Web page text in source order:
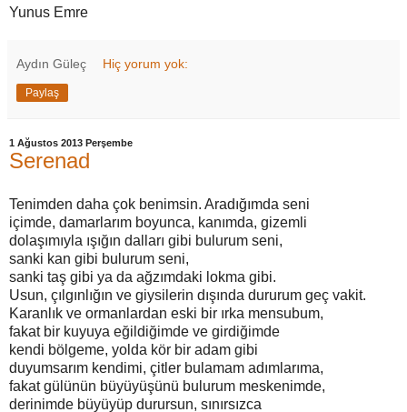
Yunus Emre
Aydın Güleç Hiç yorum yok:
Paylaş
1 Ağustos 2013 Perşembe
Serenad
Tenimden daha çok benimsin. Aradığımda seni
içimde, damarlarım boyunca, kanımda, gizemli
dolaşımıyla ışığın dalları gibi bulurum seni,
sanki kan gibi bulurum seni,
sanki taş gibi ya da ağzımdaki lokma gibi.
Usun, çılgınlığın ve giysilerin dışında dururum geç vakit.
Karanlık ve ormanlardan eski bir ırka mensubum,
fakat bir kuyuya eğildiğimde ve girdiğimde
kendi bölgeme, yolda kör bir adam gibi
duyumsarım kendimi, çitler bulamam adımlarıma,
fakat gülünün büyüyüşünü bulurum meskenimde,
derinimde büyüyüp durursun, sınırsızca